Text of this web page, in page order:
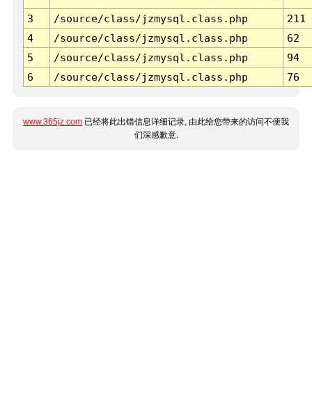
3 /source/class/jzmysql.class.php
211
4
/source/class/jzmysql.class.php
62
5
/source/class/jzmysql.class.php
94
6
/source/class/jzmysql.class.php 76
www.365jz.com 已经将此出错信息详细记录, 由此给您带来的访问不便我
们深感歉意.